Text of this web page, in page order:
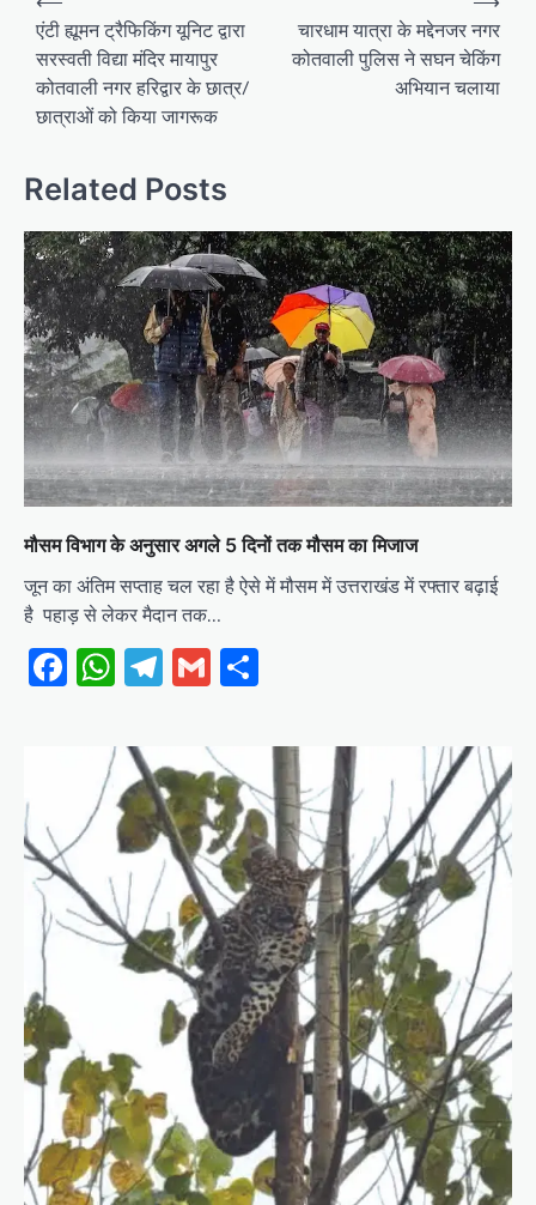
navigation
एंटी ह्यूमन ट्रैफिकिंग यूनिट द्वारा
सरस्वती विद्या मंदिर मायापुर
कोतवाली नगर हरिद्वार के छात्र/
छात्राओं को किया जागरूक
चारधाम यात्रा के मद्देनजर नगर
कोतवाली पुलिस ने सघन चेकिंग
अभियान चलाया
Related Posts
मौसम विभाग के अनुसार अगले 5 दिनों तक मौसम का मिजाज
जून का अंतिम सप्ताह चल रहा है ऐसे में मौसम में उत्तराखंड में रफ्तार बढ़ाई
है पहाड़ से लेकर मैदान तक…
Facebook
WhatsApp
Telegram
Gmail